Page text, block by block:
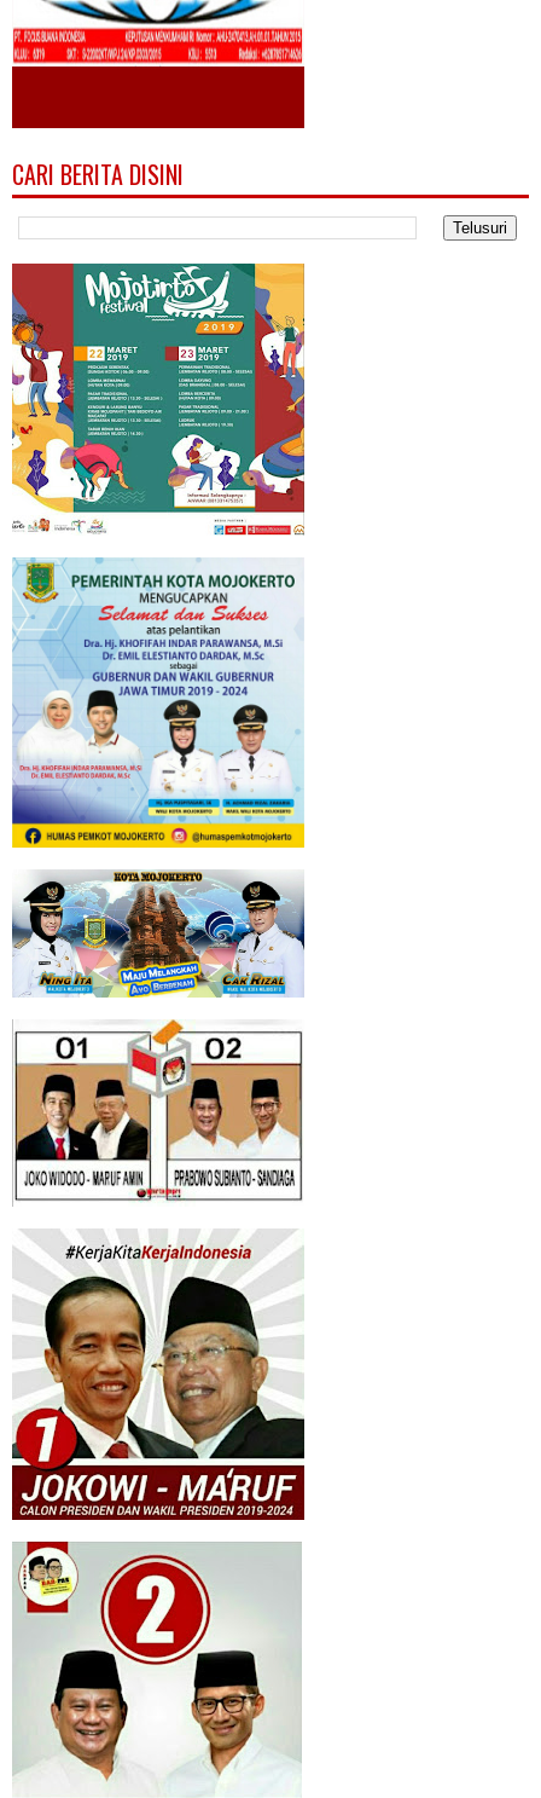
CARI BERITA DISINI